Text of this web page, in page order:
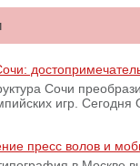
Сочи
игр.
пресс волов и